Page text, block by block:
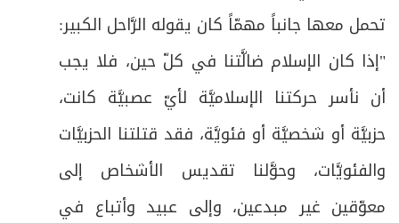
تحمل معها جانباً مهمّاً كان يقوله الرَّاحل الكبير:
"إذا كان الإسلام ضالَّتنا في كلّ حين، فلا يجب
أن نأسر حركتنا الإسلاميَّة لأيّ عصبيَّة كانت،
حزبيَّة أو شخصيَّة أو فئويَّة، فقد قتلتنا الحزبيَّات
والفئويَّات، وحوَّلنا تقديس الأشخاص إلى
معوّقين غير مبدعين، وإلى عبيد وأتباع في